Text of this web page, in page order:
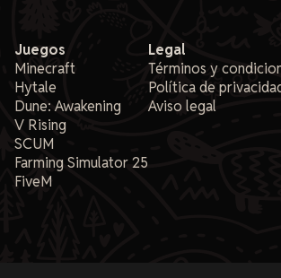
Juegos
Minecraft
Hytale
Dune: Awakening
V Rising
SCUM
Farming Simulator 25
FiveM
Legal
Términos y
Política de
Aviso legal